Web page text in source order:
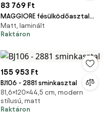
83 769 Ft
MAGGIORE fésülködőasztal
zöld színben
Matt, laminált
Raktáron
155 953 Ft
BJ106 - 2881 sminkasztal
81,6×120×44,5 cm, modern
stílusú, matt
Raktáron